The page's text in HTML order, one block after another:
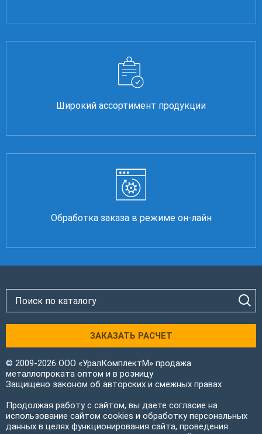
Широкий ассортимент продукции
Обработка заказа в режиме он-лайн
ЗАКАЗАТЬ РАСЧЕТ
© 2009-2026 ООО «УралКомплектМ» продажа
металлопроката оптом и в розницу
Защищено законом об авторских и смежных правах
Продолжая работу с сайтом, вы даете согласие на
использование сайтом cookies и обработку персональных
данных в целях функционирования сайта, проведения